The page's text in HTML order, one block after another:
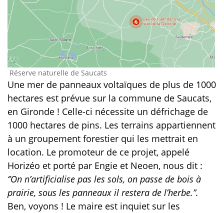
Réserve naturelle de Saucats
Une mer de panneaux voltaïques de plus de 1000
hectares est prévue sur la commune de Saucats,
en Gironde ! Celle-ci nécessite un défrichage de
1000 hectares de pins. Les terrains appartiennent
à un groupement forestier qui les mettrait en
location. Le promoteur de ce projet, appelé
Horizéo et porté par Engie et Neoen, nous dit :
‘’On n’artificialise pas les sols, on passe de bois à
prairie, sous les panneaux il restera de l’herbe.’’.
Ben, voyons ! Le maire est inquiet sur les